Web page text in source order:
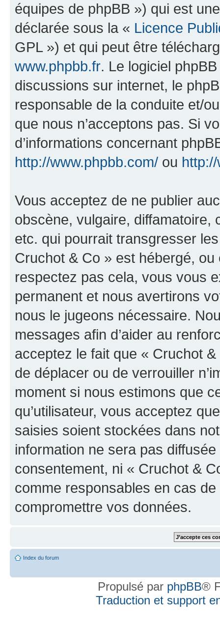
équipes de phpBB ») qui est
déclarée sous la « Licence
GPL ») et qui peut être
www.phpbb.fr. Le logiciel
discussions sur internet, le
responsable de la conduite et/
que nous n’acceptons pas. Si
d’informations concernant
http://www.phpbb.com/ ou
Vous acceptez de ne publier
obscène, vulgaire, diffamatoire,
etc. qui pourrait transgresser
Cruchot & Co » est hébergé,
respectez pas cela, vous vous
permanent et nous avertirons
nous le jugeons nécessaire.
messages afin d’aider au
acceptez le fait que « Cruchot
de déplacer ou de verrouiller
moment si nous estimons que
qu’utilisateur, vous acceptez
saisies soient stockées dans
information ne sera pas
consentement, ni « Cruchot &
comme responsables en cas
compromettre vos données.
Index du forum
Propulsé par phpBB®
Traduction et support